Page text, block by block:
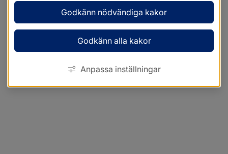
Godkänn nödvändiga kakor
Godkänn alla kakor
Anpassa inställningar